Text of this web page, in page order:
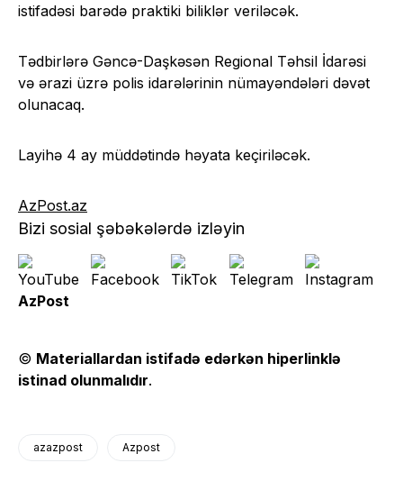
istifadəsi barədə praktiki biliklər veriləcək.
Tədbirlərə Gəncə-Daşkəsən Regional Təhsil İdarəsi
və ərazi üzrə polis idarələrinin nümayəndələri dəvət
olunacaq.
Layihə 4 ay müddətində həyata keçiriləcək.
AzPost.az
Bizi sosial şəbəkələrdə izləyin
AzPost
© Materiallardan istifadə edərkən hiperlinklə
istinad olunmalıdır.
azazpost Azpost